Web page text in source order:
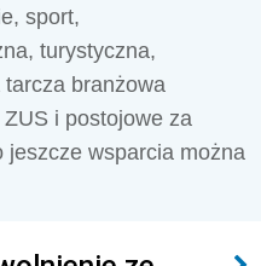
sport,
turystyczna,
branżowa
i postojowe za
jeszcze wsparcia można